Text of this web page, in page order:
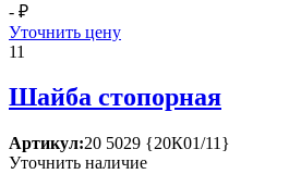
- ₽
Уточнить цену
11
Шайба стопорная
Артикул:20 5029 {20К01/11}
Уточнить наличие